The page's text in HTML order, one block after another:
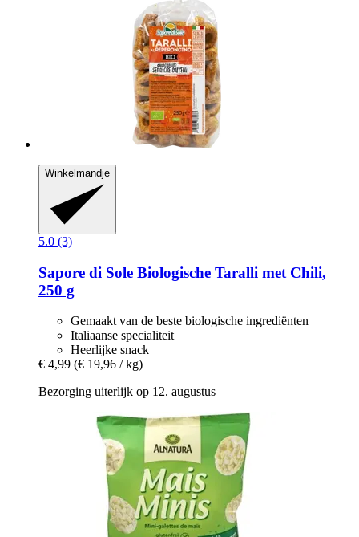
Winkelmandje
5.0 (3)
Sapore di Sole Biologische Taralli met Chili,
250 g
Gemaakt van de beste biologische ingrediënten
Italiaanse specialiteit
Heerlijke snack
€ 4,99 (€ 19,96 / kg)
Bezorging uiterlijk op 12. augustus